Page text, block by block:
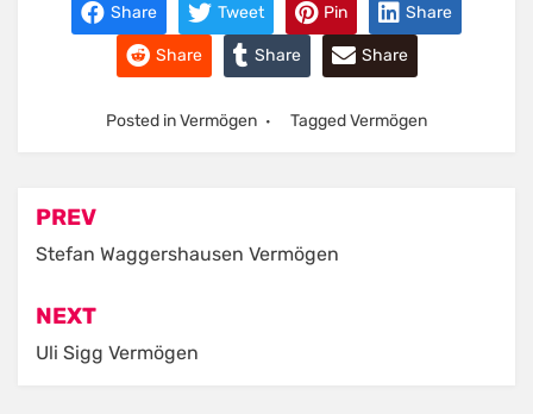
Share Tweet Pin Share
Share Share Share
Posted inVermögen TaggedVermögen
Post
navigation
PREV
Stefan Waggershausen Vermögen
NEXT
Uli Sigg Vermögen